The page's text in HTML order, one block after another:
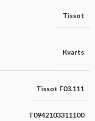
Tissot
Kvarts
Tissot F03.111
T0942103311100